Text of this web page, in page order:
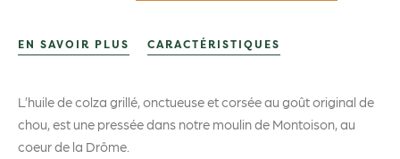
EN SAVOIR PLUS CARACTÉRISTIQUES
L’huile de colza grillé, onctueuse et corsée au goût original de
chou, est une pressée dans notre moulin de Montoison, au
coeur de la Drôme.